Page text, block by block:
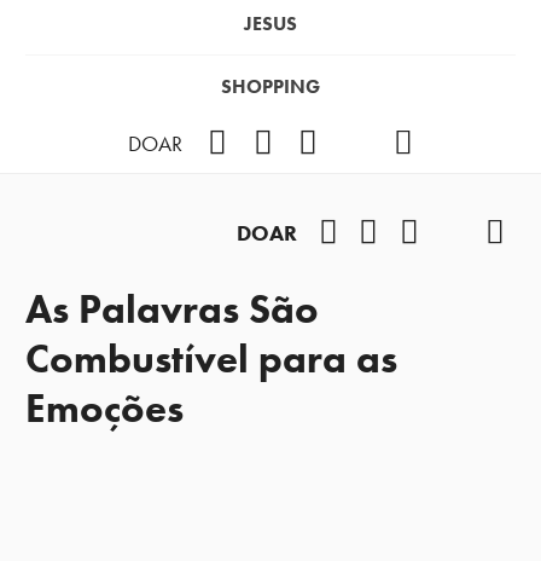
JESUS
SHOPPING
DOAR
DOAR
As Palavras São
Combustível para as
Emoções